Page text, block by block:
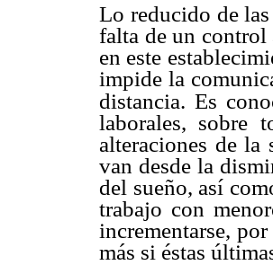
Lo reducido de
falta de un control
en este
impide la
distancia. Es
laborales, sobre
alteraciones de
van desde la
del sueño, así
trabajo con
incrementarse, por
más si éstas